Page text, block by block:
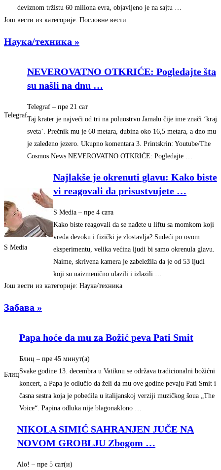
deviznom tržistu 60 miliona evra, objavljeno je na sajtu …
Још вести из категорије: Пословне вести
Наука/техника »
Telegraf
NEVEROVATNO OTKRIĆE: Pogledajte šta
su našli na dnu …
Telegraf – ‎пре 21 сат‎
Taj krater je najveći od tri na poluostrvu Jamalu čije ime znači ‘kraj
sveta’. Prečnik mu je 60 metara, dubina oko 16,5 metara, a dno mu
je zaleđeno jezero. Ukupno komentara 3. Printskrin: Youtube/The
Cosmos News NEVEROVATNO OTKRIĆE: Pogledajte …
S Media
Najlakše je okrenuti glavu: Kako biste
vi reagovali da prisustvujete …
S Media – ‎пре 4 сата‎
Kako biste reagovali da se nađete u liftu sa momkom koji
vređa devoku i fizički je zlostavlja? Sudeći po ovom
eksperimentu, velika većina ljudi bi samo okrenula glavu.
Naime, skrivena kamera je zabeležila da je od 53 ljudi
koji su naizmenično ulazili i izlazili …
Још вести из категорије: Наука/техника
Забава »
Блиц
Papa hoće da mu za Božić peva Pati Smit
Блиц – ‎пре 45 минут(а)‎
Svake godine 13. decembra u Vatiknu se održava tradicionalni božićni
koncert, a Papa je odlučio da želi da mu ove godine pevaju Pati Smit i
časna sestra koja je pobedila u italijanskoj verziji muzičkog šoua „The
Voice“. Papina odluka nije blagonaklono …
NIKOLA SIMIĆ SAHRANJEN JUČE NA
NOVOM GROBLJU Zbogom …
Alo! – ‎пре 5 сат(и)‎